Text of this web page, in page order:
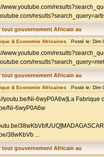
www.youtube.com/
gouvernement Africain au
& Economie Africaines Posté le: Dim
www.youtube.com/
gouvernement Africain au
& Economie Africaines Posté le: Dim
youtu.be/Ni-6wyP0A6w]La Fabrique
Ni-6wyP0A6w
38wKbVb ...
gouvernement Africain au